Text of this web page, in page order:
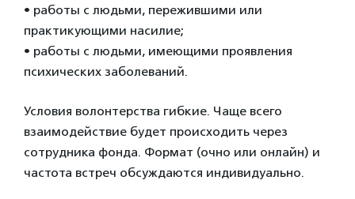
•‎ работы с людьми, пережившими или
практикующими насилие;
•‎ работы с людьми, имеющими проявления
психических заболеваний.
Условия волонтерства гибкие. Чаще всего
взаимодействие будет происходить через
сотрудника фонда. Формат (очно или онлайн) и
частота встреч обсуждаются индивидуально.